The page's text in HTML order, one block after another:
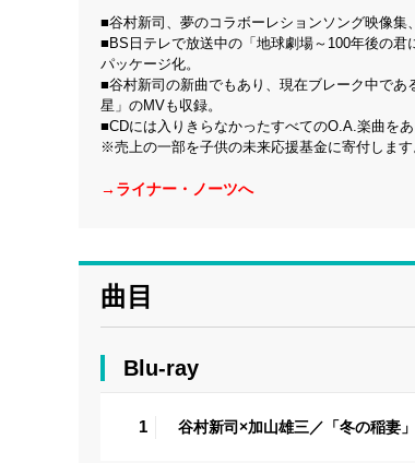
■谷村新司、夢のコラボーレションソング映像集
■BS日テレで放送中の「地球劇場～100年後の君
パッケージ化。
■谷村新司の新曲でもあり、現在ブレーク中で
星」のMVも収録。
■CDには入りきらなかったすべてのO.A.楽曲を
※売上の一部を子供の未来応援基金に寄付します
→ライナー・ノーツへ
曲目
Blu-ray
1 谷村新司×加山雄三／「冬の稲妻」